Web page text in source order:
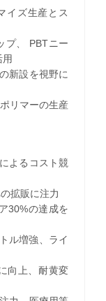
ズ生産とス
、 PBTニー
新設を視野に
リマーの生産
よるコスト競
拡販に注力
30%の達成を
ル増強、ライ
向上、耐黄変